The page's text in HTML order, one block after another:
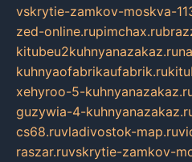
vskrytie-zamkov-moskva-
zed-online.rupimchax.ru
kitubeu2kuhnyanazakaz.ru
kuhnyaofabrikaufabrik.ru
xehyroo-5-
guzywia-4-
cs68.ruvladivostok-map.ru
raszar.ruvskrytie-zamkov-